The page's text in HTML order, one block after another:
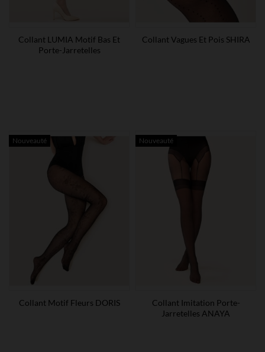
Collant LUMIA Motif Bas Et
Porte-Jarretelles
Collant Vagues Et Pois SHIRA
Collant Motif Fleurs DORIS
Nouveauté
Collant Imitation Porte-
Jarretelles ANAYA
Nouveauté